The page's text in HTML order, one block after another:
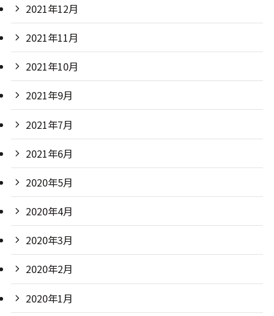
2021年12月
2021年11月
2021年10月
2021年9月
2021年7月
2021年6月
2020年5月
2020年4月
2020年3月
2020年2月
2020年1月